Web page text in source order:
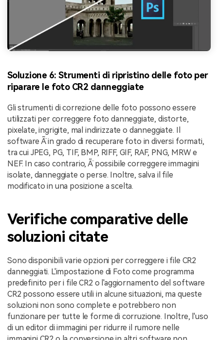
Soluzione 6: Strumenti di ripristino delle foto per
riparare le foto CR2 danneggiate
Gli strumenti di correzione delle foto possono essere
utilizzati per correggere foto danneggiate, distorte,
pixelate, ingrigite, mal indirizzate o danneggiate. Il
software Ã¨ in grado di recuperare foto in diversi formati,
tra cui JPEG, PG, TIF, BMP, RIFF, GIF, RAF, PNG, MRW e
NEF. In caso contrario, Ã¨ possibile correggere immagini
isolate, danneggiate o perse. Inoltre, salva il file
modificato in una posizione a scelta.
Verifiche comparative delle
soluzioni citate
Sono disponibili varie opzioni per correggere i file CR2
danneggiati. L'impostazione di Foto come programma
predefinito per i file CR2 o l'aggiornamento del software
CR2 possono essere utili in alcune situazioni, ma queste
soluzioni non sono complete e potrebbero non
funzionare per tutte le forme di corruzione. Inoltre, l'uso
di un editor di immagini per ridurre il rumore nelle